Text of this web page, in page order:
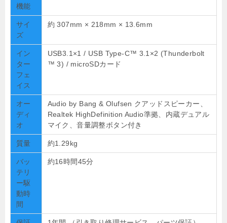
機能
サイ
ズ
約 307mm × 218mm × 13.6mm
イン
ター
フェ
イス
USB3.1×1 / USB Type-C™ 3.1×2 (Thunderbolt
™ 3) / microSDカード
オー
ディ
オ
Audio by Bang & Olufsen クアッドスピーカー、
Realtek HighDefinition Audio準拠、内蔵デュアル
マイク、音量調整ボタン付き
質量 約1.29kg
バッ
テリ
ー駆
動時
間
約16時間45分